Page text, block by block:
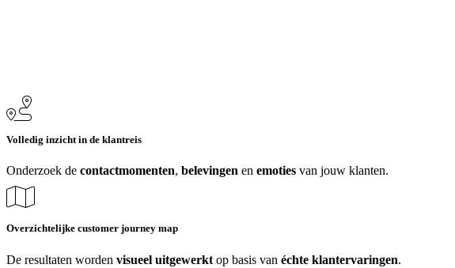
Volledig inzicht in de klantreis
Onderzoek de contactmomenten, belevingen en emoties van jouw klanten.
Overzichtelijke customer journey map
De resultaten worden visueel uitgewerkt op basis van échte klantervaringen.